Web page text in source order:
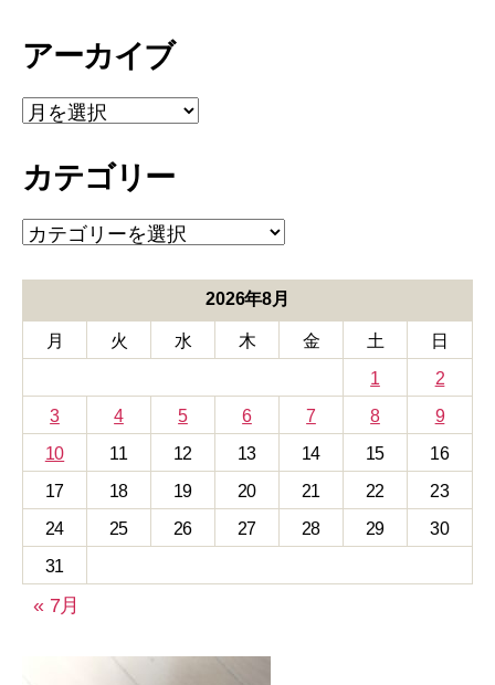
アーカイブ
ア
ー
イ
カテゴリー
カ
テ
ー
2026年8月
月 火 水 木 金 土
日
1
2
3
4 5 6 7 8
9
10
11 12 13 14 15
16
17
18 19 20 21 22
23
24
25 26 27 28 29
30
31
« 7月